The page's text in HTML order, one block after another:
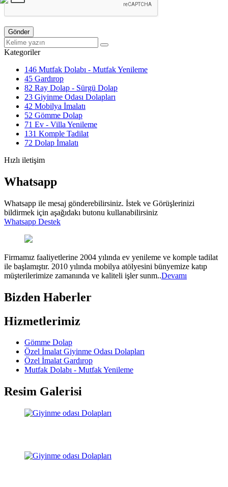
Gönder
Kategoriler
146 Mutfak Dolabı - Mutfak Yenileme
45 Gardırop
82 Ray Dolap - Sürgü Dolap
23 Giyinme Odası Dolapları
42 Mobilya İmalatı
52 Gömme Dolap
71 Ev - Villa Yenileme
131 Komple Tadilat
72 Dolap İmalatı
Hızlı iletişim
Whatsapp
Whatsapp ile mesaj gönderebilirsiniz. İstek ve Görüşlerinizi
bildirmek için aşağıdakı butonu kullanabilirsiniz
Whatsapp Destek
Firmamız faaliyetlerine 2004 yılında ev yenileme ve komple tadilat
ile başlamıştır. 2010 yılında mobilya atölyesini bünyemize katıp
müşterilerimize zamanında ve kaliteli işler sunm..Devamı
Bizden Haberler
Hizmetlerimiz
Gömme Dolap
Özel İmalat Giyinme Odası Dolapları
Özel İmalat Gardırop
Mutfak Dolabı - Mutfak Yenileme
Resim Galerisi